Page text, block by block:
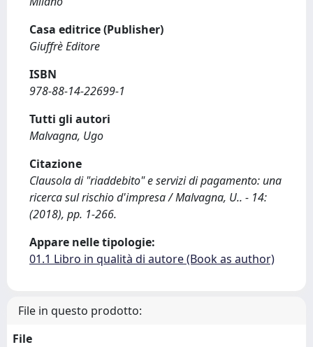
Casa editrice (Publisher)
Giuffrè Editore
ISBN
978-88-14-22699-1
Tutti gli autori
Malvagna, Ugo
Citazione
Clausola di "riaddebito" e servizi di pagamento: una
ricerca sul rischio d'impresa / Malvagna, U.. - 14:
(2018), pp. 1-266.
Appare nelle tipologie:
01.1 Libro in qualità di autore (Book as author)
File in questo prodotto:
File